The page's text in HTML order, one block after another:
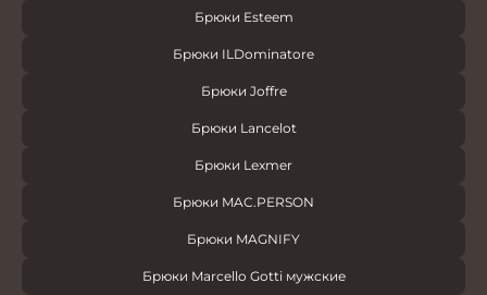
Брюки Esteem
Брюки ILDominatore
Брюки Joffre
Брюки Lancelot
Брюки Lexmer
Брюки MAC.PERSON
Брюки MAGNIFY
Брюки Marcello Gotti мужские